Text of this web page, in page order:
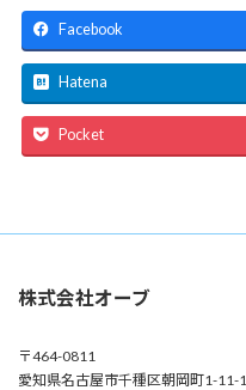
Facebook
Hatena
Pocket
株式会社オーブ
〒464-0811
愛知県名古屋市千種区朝岡町1-11-1